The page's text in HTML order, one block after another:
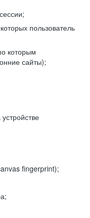
пользователь
которым
сайты);
fingerprint);